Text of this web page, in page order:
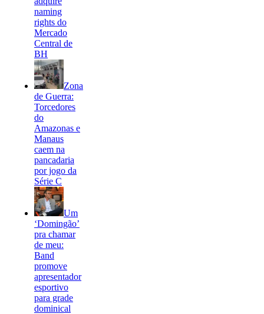
naming
rights do
Mercado
Central de
BH
Zona
de Guerra:
Torcedores
do
Amazonas e
Manaus
caem na
pancadaria
por jogo da
Série C
Um
‘Domingão’
pra chamar
de meu:
Band
promove
apresentador
esportivo
para grade
dominical